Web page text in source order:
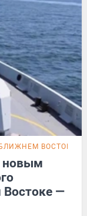
ВОСТОКЕ
новым
Востоке —